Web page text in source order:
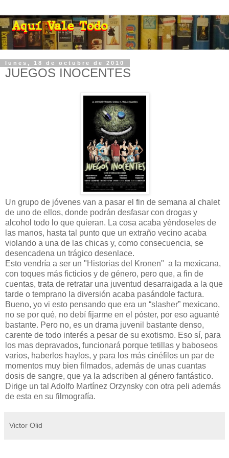
lunes, 18 de octubre de 2010
JUEGOS INOCENTES
Un grupo de jóvenes van a pasar el fin de semana al chalet
de uno de ellos, donde podrán desfasar con drogas y
alcohol todo lo que quieran. La cosa acaba yéndoseles de
las manos, hasta tal punto que un extraño vecino acaba
violando a una de las chicas y, como consecuencia, se
desencadena un trágico desenlace.
Esto vendría a ser un "Historias del Kronen" a la mexicana,
con toques más ficticios y de género, pero que, a fin de
cuentas, trata de retratar una juventud desarraigada a la que
tarde o temprano la diversión acaba pasándole factura.
Bueno, yo vi esto pensando que era un “slasher” mexicano,
no se por qué, no debí fijarme en el póster, por eso aguanté
bastante. Pero no, es un drama juvenil bastante denso,
carente de todo interés a pesar de su exotismo. Eso sí, para
los mas depravados, funcionará porque tetillas y baboseos
varios, haberlos haylos, y para los más cinéfilos un par de
momentos muy bien filmados, además de unas cuantas
dosis de sangre, que ya la adscriben al género fantástico.
Dirige un tal Adolfo Martínez Orzynsky con otra peli además
de esta en su filmografía.
Victor Olid